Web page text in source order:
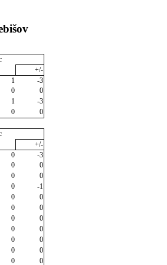
+/-
1
-3
0
0
1
-3
0
0
+/-
0
-3
0
0
0
0
0
-1
0
0
0
0
0
0
0
0
0
0
0
0
0
0